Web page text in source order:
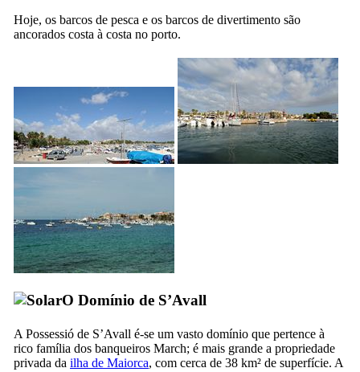
Hoje, os barcos de pesca e os barcos de divertimento são
ancorados costa à costa no porto.
O Domínio de S’Avall
A Possessió de S’Avall é-se um vasto domínio que pertence à
rico família dos banqueiros March; é mais grande a propriedade
privada da ilha de Maiorca, com cerca de 38 km² de superfície. A